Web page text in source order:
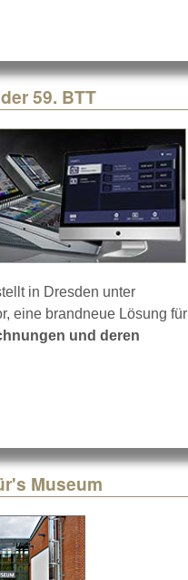
59. BTT
in Dresden unter
eine brandneue Lösung für
und deren
Museum